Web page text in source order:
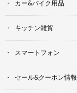
カー&バイク用品
キッチン雑貨
スマートフォン
セール&クーポン情報